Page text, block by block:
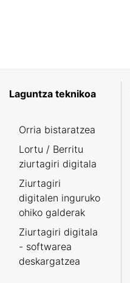
Laguntza teknikoa
Orria bistaratzea
Lortu / Berritu
ziurtagiri digitala
Ziurtagiri
digitalen inguruko
ohiko galderak
Ziurtagiri digitala
- softwarea
deskargatzea